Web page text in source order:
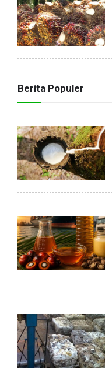
Berita Populer